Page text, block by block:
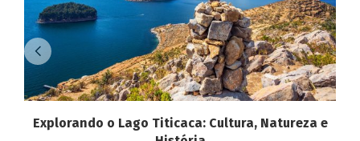
Explorando o Lago Titicaca: Cultura, Natureza e